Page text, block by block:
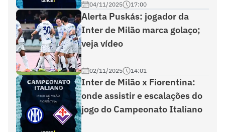
04/11/2025 17:00
Alerta Puskás: jogador da
Inter de Milão marca golaço;
veja vídeo
02/11/2025 14:01
Inter de Milão x Fiorentina:
onde assistir e escalações do
jogo do Campeonato Italiano